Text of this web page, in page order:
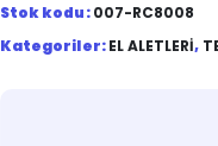
Stok kodu:007-RC8008
Kategoriler:EL ALETLERI,